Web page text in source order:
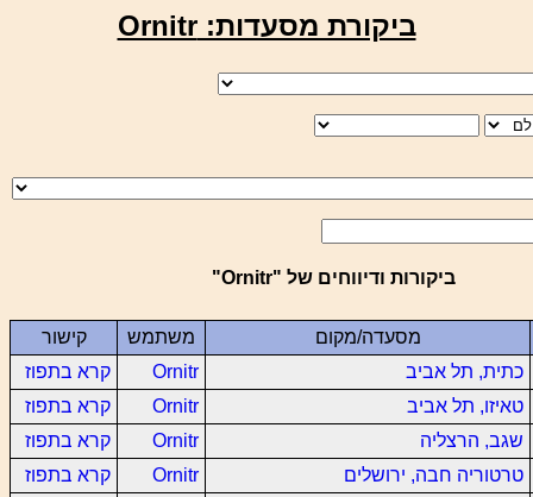
ביקורת מסעדות: Ornitr
ביקורות ודיווחים של "Ornitr"
מסעדה/מקום משתמש
קישור
כתית, תל אביב
Ornitr
קרא בתפוז
טאיזו, תל אביב
Ornitr
קרא בתפוז
שגב, הרצליה
Ornitr
קרא בתפוז
טרטוריה חבה, ירושלים
Ornitr
קרא בתפוז